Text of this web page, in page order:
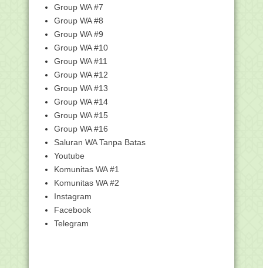
Kemenag-Kemenristekdikti
Tandatangani Pakta Integr...
Kemenag Serahkan 1.159 SK CPNS
untuk Penempatan di...
Sekjen Kemenag Serahkan SK CPNS
2018
Qari Indonesia Juara MTQ Internasional
di Turki
Matahari Melintas di atas Kabah pada
27 dan 28 Mei...
Kemenag: Dana Zakat Tidak Masuk
Dalam Sistem Keuan...
Kemenag Umumkan Hasil Seleksi Akhir
CPNS Tahap II
Bertahap, Penyerahan SK CPNS
Kemenag Terus Berjalan
Kemenag Terbitkan Sembilan Juknis
Group WA #7
Group WA #8
Group WA #9
Group WA #10
Group WA #11
Group WA #12
Group WA #13
Group WA #14
Group WA #15
Group WA #16
Saluran WA Tanpa Batas
Youtube
Komunitas WA #1
Komunitas WA #2
Instagram
Facebook
Telegram